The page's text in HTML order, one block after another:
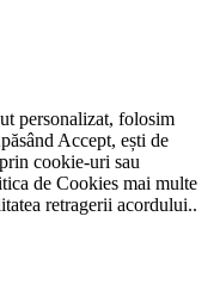
personalizat, folosim
Accept, ești de
cookie-uri sau
de Cookies mai multe
retragerii acordului..